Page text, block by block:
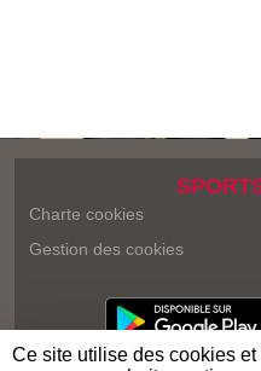
Charte cookies
Gestion des cookies
Ce site utilise des cookies